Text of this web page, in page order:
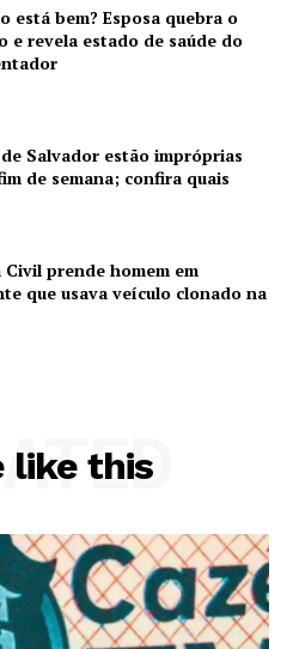
está bem? Esposa quebra o
e revela estado de saúde do
Salvador estão impróprias
de semana; confira quais
Civil prende homem em
que usava veículo clonado na
like this